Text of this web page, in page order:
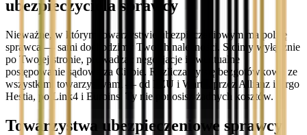
ubezpieczyciela sprawcy
Nieważne, w którym towarzystwie ubezpieczeniowym ma polisę
sprawca — sami dochodzimy Twoich należności. Stoimy wyłącznie
po Twojej stronie, prowadząc negocjacje i ewentualne
postępowanie sądowe za Ciebie. Rozliczamy się bezgotówkowo ze
wszystkimi towarzystwami — od PZU i Warta, przez Allianz i Ergo
Hestia, po Link4 i Euroins. Ty nie ponosisz żadnych kosztów.
Towarzystwa ubezpieczeniowe sprawcy